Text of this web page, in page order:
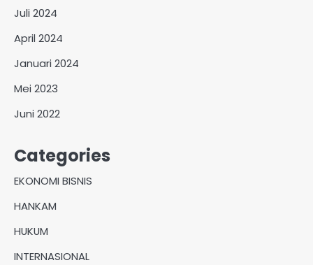
Juli 2024
April 2024
Januari 2024
Mei 2023
Juni 2022
Categories
EKONOMI BISNIS
HANKAM
HUKUM
INTERNASIONAL